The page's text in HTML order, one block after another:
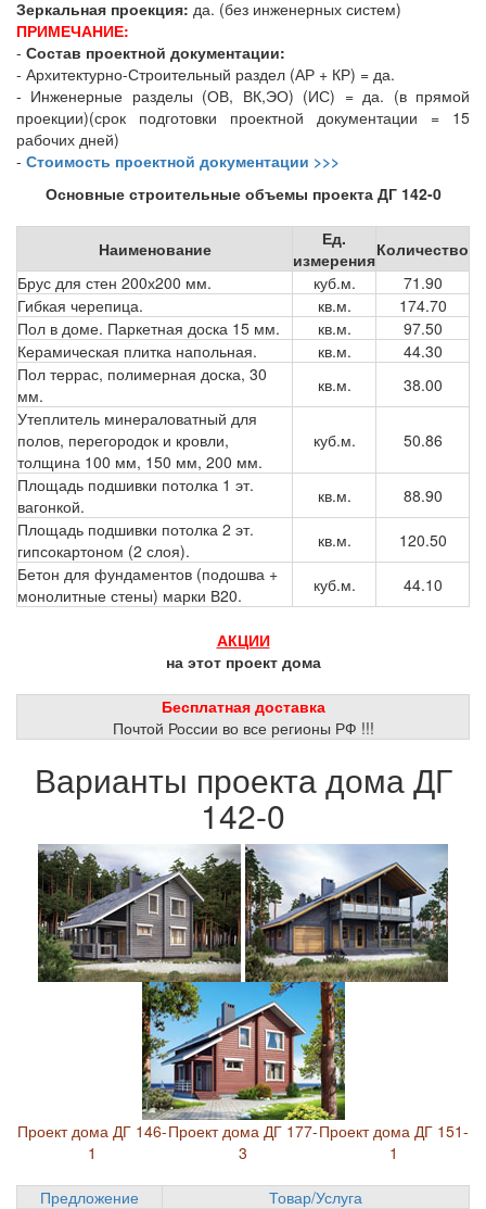
Зеркальная проекция: да. (без инженерных систем)
ПРИМЕЧАНИЕ:
- Состав проектной документации:
- Архитектурно-Строительный раздел (АР + КР) = да.
- Инженерные разделы (ОВ, ВК,ЭО) (ИС) = да. (в прямой
проекции)(срок подготовки проектной документации = 15
рабочих дней)
- Стоимость проектной документации >>>
Основные строительные объемы проекта ДГ 142-0
Наименование
Ед.
измеренияКоличество
Брус для стен 200х200 мм.
куб.м.
71.90
Гибкая черепица.
кв.м.
174.70
Пол в доме. Паркетная доска 15 мм.
кв.м.
97.50
Керамическая плитка напольная.
кв.м.
44.30
Пол террас, полимерная доска, 30
мм.
кв.м.
38.00
Утеплитель минераловатный для
полов, перегородок и кровли,
толщина 100 мм, 150 мм, 200 мм.
куб.м. 50.86
Площадь подшивки потолка 1 эт.
вагонкой.
кв.м.
88.90
Площадь подшивки потолка 2 эт.
гипсокартоном (2 слоя).
кв.м.
120.50
Бетон для фундаментов (подошва +
монолитные стены) марки В20.
куб.м. 44.10
АКЦИИ
на этот проект дома
Бесплатная доставка
Почтой России во все регионы РФ !!!
Варианты проекта дома ДГ
142-0
Проект дома ДГ 146-
1
Проект дома ДГ 177-
3
Проект дома ДГ 151-
1
Предложение Товар/Услуга